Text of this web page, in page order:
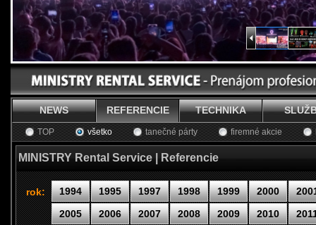
NEWS REFERENCIE TECHNIKA
TOP všetko tanečné párty firemné akcie
MINISTRY Rental Service | Referencie
rok: 1994 1995 1997 1998 1999 2000
2005
2006 2007 2008 2009 2010